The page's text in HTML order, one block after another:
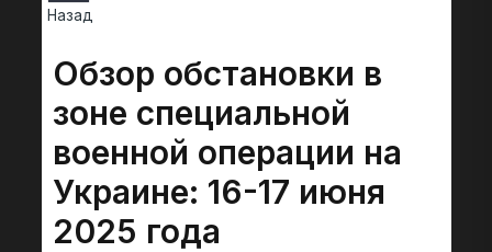
Назад
Обзор обстановки в
зоне специальной
военной операции на
Украине: 16-17 июня
2025 года